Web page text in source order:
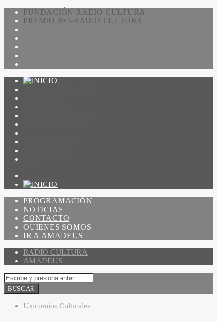
FUNDACIÓN RADIO CULTURA
PREMIO RFI-RADIO CULTURA
PROGRAMACIÓN
NOTICIAS
CONTACTO
QUIENES SOMOS
IR A AMADEUS
RADIO CULTURA
AMADEUS
Unicornios Culturales